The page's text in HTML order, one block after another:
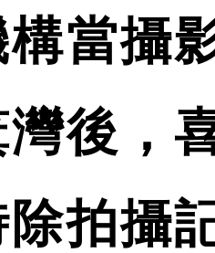
當攝
後，
拍攝